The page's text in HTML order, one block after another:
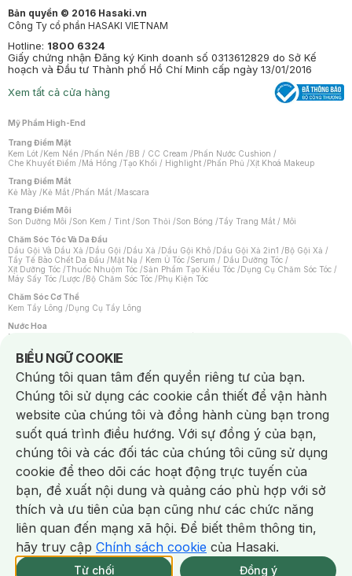
NowFree 2H Giao Nhanh Miễn Phí 2H Xem chi tiết
Mua online
Bản quyền © 2016 Hasaki.vn
Công Ty cổ phần HASAKI VIETNAM
Hotline: 1800 6324
Giấy chứng nhận Đăng ký Kinh doanh số 0313612829 do Sở Kế
hoạch và Đầu tư Thành phố Hồ Chí Minh cấp ngày 13/01/2016
Xem tất cả cửa hàng
Mỹ Phẩm High-End
Trang Điểm Mặt
Kem Lót /Kem Nền /Phấn Nền /BB / CC Cream /Phấn Nước Cushion /
Che Khuyết Điểm /Má Hồng /Tạo Khối / Highlight /Phấn Phủ /Xịt Khoá Makeup
Trang Điểm Mắt
Kẻ Mày /Kẻ Mắt /Phấn Mắt /Mascara
Trang Điểm Môi
Son Dưỡng Môi /Son Kem / Tint /Son Thỏi /Son Bóng /Tẩy Trang Mắt / Môi
Chăm Sóc Tóc Và Da Đầu
Dầu Gội Và Dầu Xả /Dầu Gội /Dầu Xả /Dầu Gội Khô /Dầu Gội Xả 2in1 /Bộ Gội Xả /
Tẩy Tế Bào Chết Da Đầu /Mặt Nạ / Kem Ủ Tóc /Serum / Dầu Dưỡng Tóc /
Xịt Dưỡng Tóc /Thuốc Nhuộm Tóc /Sản Phẩm Tạo Kiểu Tóc /Dụng Cụ Chăm Sóc Tóc /
Máy Sấy Tóc /Lược /Bộ Chăm Sóc Tóc /Phụ Kiện Tóc
Chăm Sóc Cơ Thể
Kem Tẩy Lông /Dụng Cụ Tẩy Lông
Nước Hoa
Nước Hoa Nữ
Chăm Sóc Cá Nhân
Chống Muỗi /Khẩu Trang /Máy Massage/Mặt Nạ Xông Hơi /Nước Rửa Tay/
Sản Phẩm Chăm Sóc Khác /Bàn Chải Đánh Răng /Bàn Chải Điện/
Hỗ Trợ Trắng Răng/Kem Đánh Răng /Máy Tăm Nước/ Nước Súc Miệng/
Tăm / Chỉ Nha Khoa/ Xịt Thơm Miệng / Dung Dịch Vệ Sinh/Dưỡng Vùng Kín/
Khăn Ướt Vệ Sinh Vùng Kín/Băng Vệ Sinh/Tampon/Bọt Cạo Râu /Dao Cạo Râu/
Máy Cạo Râu
Vấn Đề Về Da
Da Dầu / Lỗ Chân Lông To/ Da Khô / Mất Nước/ Da Lão Hóa/ Da Mụn/
Da Nhạy Cảm / Kích Ứng
Da Xỉn Màu Thâm / Nám / Tàn Nhang
Quầng Thâm & Bọng Mắt /Sẹo /Viêm Da Cơ Địa
Dụng Cụ / Phụ Kiện Chăm Sóc Da
Bông Tẩy Trang
Khăn Lau Mặt Khô Dụng Cụ / Máy Rửa Mặt Máy Chăm Sóc Da
Dụng Cụ Chăm Sóc Khác
BIỂU NGỮ COOKIE
Notice about cookies usage
Chúng tôi quan tâm đến quyền riêng tư của bạn.
Chúng tôi sử dụng các cookie cần thiết để vận hành
website của chúng tôi và đồng hành cùng bạn trong
suốt quá trình điều hướng. Với sự đồng ý của bạn,
chúng tôi và các đối tác của chúng tôi cũng sử dụng
cookie để theo dõi các hoạt động trực tuyến của
bạn, đề xuất nội dung và quảng cáo phù hợp với sở
thích và ưu tiên của bạn cũng như các chức năng
liên quan đến mạng xã hội. Để biết thêm thông tin,
hãy truy cập Chính sách cookie của Hasaki.
Từ chối Đồng ý